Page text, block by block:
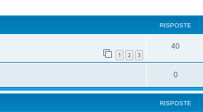
RISPOSTE
1 2 3
40
0
RISPOSTE